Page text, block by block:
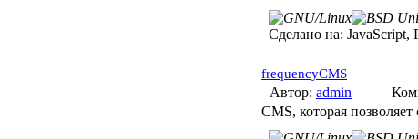
Сделано на: JavaScript,
frequencyCMS
Автор: admin
CMS, которая